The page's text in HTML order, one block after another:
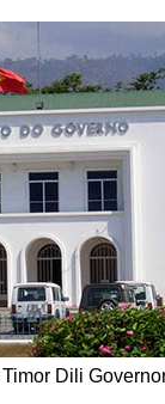
Timor Dili